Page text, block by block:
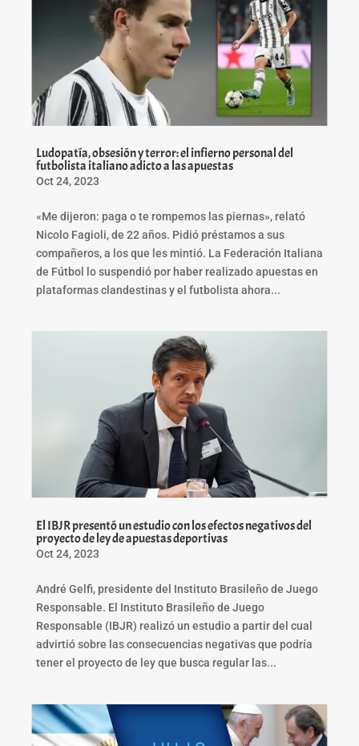
Ludopatía, obsesión y terror: el infierno personal del
futbolista italiano adicto a las apuestas
Oct 24, 2023
«Me dijeron: paga o te rompemos las piernas», relató
Nicolo Fagioli, de 22 años. Pidió préstamos a sus
compañeros, a los que les mintió. La Federación Italiana
de Fútbol lo suspendió por haber realizado apuestas en
plataformas clandestinas y el futbolista ahora...
El IBJR presentó un estudio con los efectos negativos del
proyecto de ley de apuestas deportivas
Oct 24, 2023
André Gelfi, presidente del Instituto Brasileño de Juego
Responsable. El Instituto Brasileño de Juego
Responsable (IBJR) realizó un estudio a partir del cual
advirtió sobre las consecuencias negativas que podría
tener el proyecto de ley que busca regular las...